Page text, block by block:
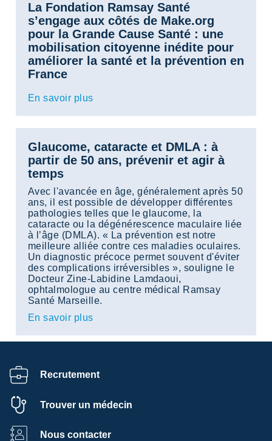
La Fondation Ramsay Santé
s’engage aux côtés de Make.org
pour la Grande Cause Santé : une
mobilisation citoyenne inédite pour
améliorer la santé et la prévention en
France
En savoir plus
Glaucome, cataracte et DMLA : à
partir de 50 ans, prévenir et agir à
temps
Avec l'avancée en âge, généralement après 50
ans, il est possible de développer différentes
pathologies telles que le glaucome, la
cataracte ou la dégénérescence maculaire liée
à l’âge (DMLA). « La prévention est notre
meilleure alliée contre ces maladies oculaires.
Un diagnostic précoce permet souvent d'éviter
des complications irréversibles », souligne le
Docteur Zine-Labidine Lamdaoui,
ophtalmologue au centre médical Ramsay
Santé Marseille.
En savoir plus
Recrutement
Trouver un médecin
Nous contacter